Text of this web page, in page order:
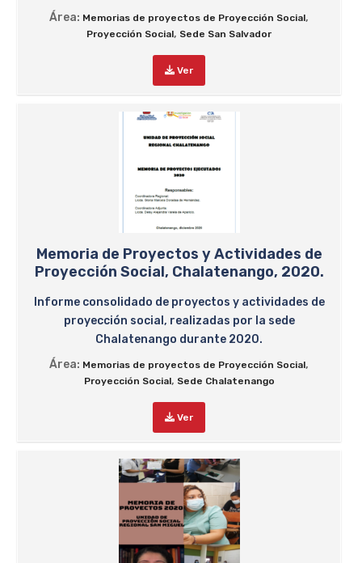
Área: Memorias de proyectos de Proyección Social,
Proyección Social, Sede San Salvador
Ver
Memoria de Proyectos y Actividades de
Proyección Social, Chalatenango, 2020.
Informe consolidado de proyectos y actividades de
proyección social, realizadas por la sede
Chalatenango durante 2020.
Área: Memorias de proyectos de Proyección Social,
Proyección Social, Sede Chalatenango
Ver